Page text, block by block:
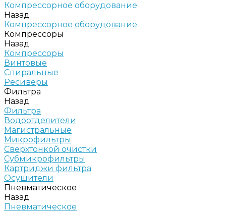
Компрессорное оборудование
Назад
Компрессорное оборудование
Компрессоры
Назад
Компрессоры
Винтовые
Спиральные
Ресиверы
Фильтра
Назад
Фильтра
Водоотделители
Магистральные
Микрофильтры
Сверхтонкой очистки
Субмикрофильтры
Картриджи фильтра
Осушители
Пневматическое
Назад
Пневматическое